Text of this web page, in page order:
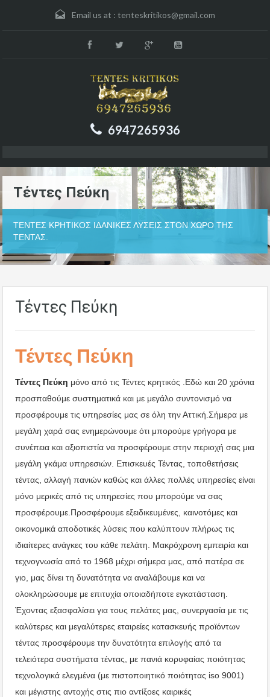
Email us at : tenteskritikos@gmail.com
6947265936
Τέντες Πεύκη
ΤΕΝΤΕΣ ΚΡΗΤΙΚΟΣ ΙΔΑΝΙΚΕΣ ΛΥΣΕΙΣ ΣΤΟΝ ΧΩΡΟ ΤΗΣ
ΤΕΝΤΑΣ.
Τέντες Πεύκη
Τέντες Πεύκη
Τέντες Πεύκη μόνο από τις Τέντες κρητικός .Εδώ και 20 χρόνια
προσπαθούμε συστηματικά και με μεγάλο συντονισμό να
προσφέρουμε τις υπηρεσίες μας σε όλη την Αττική.Σήμερα με
μεγάλη χαρά σας ενημερώνουμε ότι μπορούμε γρήγορα με
συνέπεια και αξιοπιστία να προσφέρουμε στην περιοχή σας μια
μεγάλη γκάμα υπηρεσιών. Επισκευές Τέντας, τοποθετήσεις
τέντας, αλλαγή πανιών καθώς και άλλες πολλές υπηρεσίες είναι
μόνο μερικές από τις υπηρεσίες που μπορούμε να σας
προσφέρουμε.Προσφέρουμε εξειδικευμένες, καινοτόμες και
οικονομικά αποδοτικές λύσεις που καλύπτουν πλήρως τις
ιδιαίτερες ανάγκες του κάθε πελάτη. Μακρόχρονη εμπειρία και
τεχνογνωσία από το 1968 μέχρι σήμερα μας, από πατέρα σε
γιο, μας δίνει τη δυνατότητα να αναλάβουμε και να
ολοκληρώσουμε με επιτυχία οποιαδήποτε εγκατάσταση.
Έχοντας εξασφαλίσει για τους πελάτες μας, συνεργασία με τις
καλύτερες και μεγαλύτερες εταιρείες κατασκευής προϊόντων
τέντας προσφέρουμε την δυνατότητα επιλογής από τα
τελειότερα συστήματα τέντας, με πανιά κορυφαίας ποιότητας
τεχνολογικά ελεγμένα (με πιστοποιητικό ποιότητας iso 9001)
και μέγιστης αντοχής στις πιο αντίξοες καιρικές